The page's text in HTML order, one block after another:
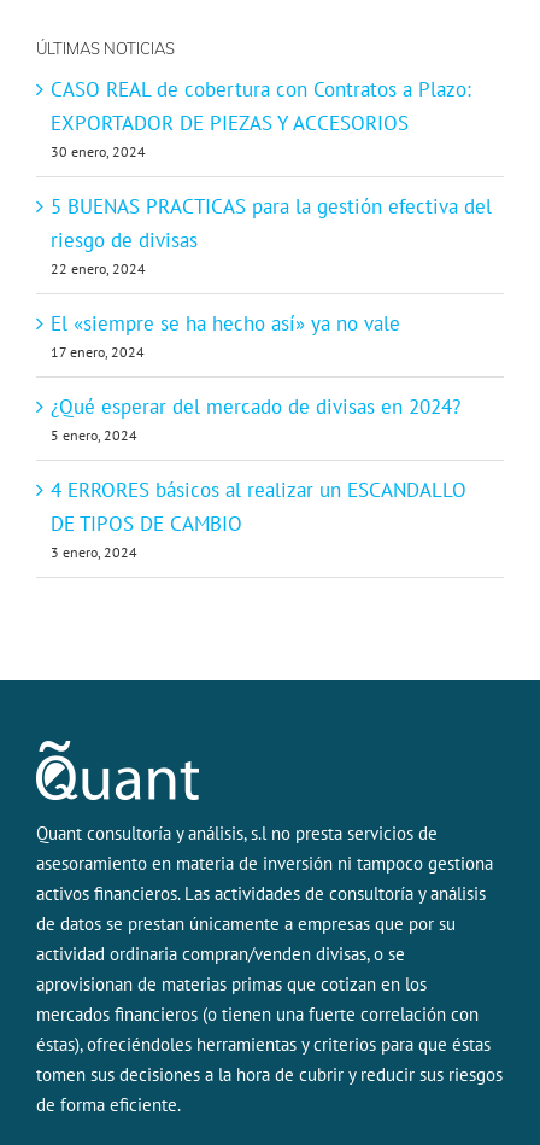
ÚLTIMAS NOTICIAS
CASO REAL de cobertura con Contratos a Plazo:
EXPORTADOR DE PIEZAS Y ACCESORIOS
30 enero, 2024
5 BUENAS PRACTICAS para la gestión efectiva del
riesgo de divisas
22 enero, 2024
El «siempre se ha hecho así» ya no vale
17 enero, 2024
¿Qué esperar del mercado de divisas en 2024?
5 enero, 2024
4 ERRORES básicos al realizar un ESCANDALLO
DE TIPOS DE CAMBIO
3 enero, 2024
Quant consultoría y análisis, s.l no presta servicios de
asesoramiento en materia de inversión ni tampoco gestiona
activos financieros. Las actividades de consultoría y análisis
de datos se prestan únicamente a empresas que por su
actividad ordinaria compran/venden divisas, o se
aprovisionan de materias primas que cotizan en los
mercados financieros (o tienen una fuerte correlación con
éstas), ofreciéndoles herramientas y criterios para que éstas
tomen sus decisiones a la hora de cubrir y reducir sus riesgos
de forma eficiente.